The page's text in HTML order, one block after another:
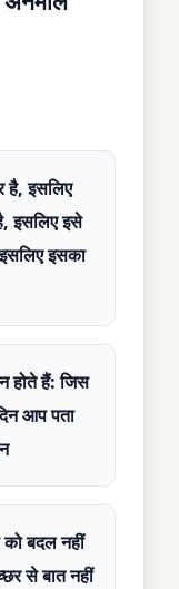
है, इसलिए
इसलिए इसे
इसका
होते हैं: जिस
आप पता
को बदल नहीं
से बात नहीं